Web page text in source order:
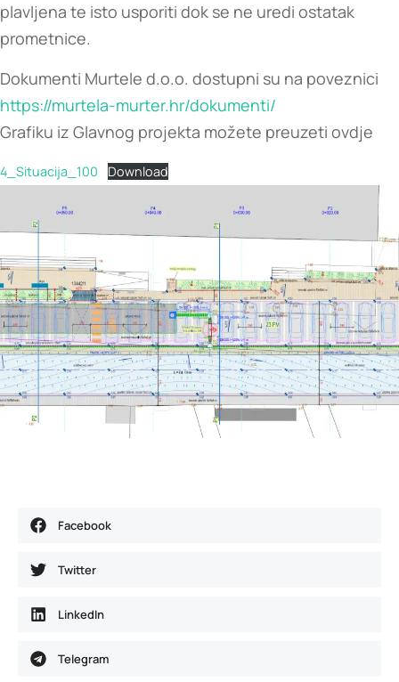
plavljena te isto usporiti dok se ne uredi ostatak
prometnice.
Dokumenti Murtele d.o.o. dostupni su na poveznici
https://murtela-murter.hr/dokumenti/
Grafiku iz Glavnog projekta možete preuzeti ovdje
4_Situacija_100 Download
Facebook
Twitter
LinkedIn
Telegram